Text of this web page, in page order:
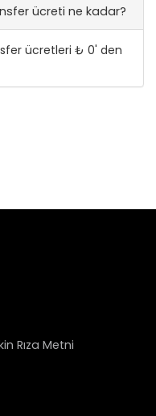
ücreti ne kadar?
ücretleri ₺ 0' den
Rıza Metni